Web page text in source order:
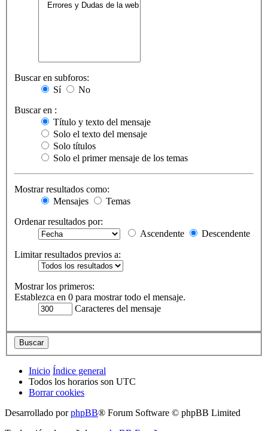
Buscar en subforos:
Sí
No
Buscar en :
Título y texto del mensaje
Solo el texto del mensaje
Solo títulos
Solo el primer mensaje de los temas
Mostrar resultados como:
Mensajes
Temas
Ordenar resultados por:
Ascendente
Descendente
Limitar resultados previos a:
Mostrar los primeros:
Establezca en 0 para mostrar todo el mensaje.
Caracteres del mensaje
Inicio Índice general
Todos los horarios son UTC
Borrar cookies
Desarrollado porphpBB® Forum Software © phpBB Limited